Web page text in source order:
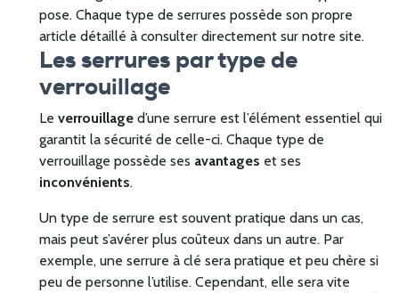
pose. Chaque type de serrures possède son propre
article détaillé à consulter directement sur notre site.
Les serrures par type de
verrouillage
Le verrouillage d’une serrure est l’élément essentiel qui
garantit la sécurité de celle-ci. Chaque type de
verrouillage possède ses avantages et ses
inconvénients.
Un type de serrure est souvent pratique dans un cas,
mais peut s’avérer plus coûteux dans un autre. Par
exemple, une serrure à clé sera pratique et peu chère si
peu de personne l’utilise. Cependant, elle sera vite